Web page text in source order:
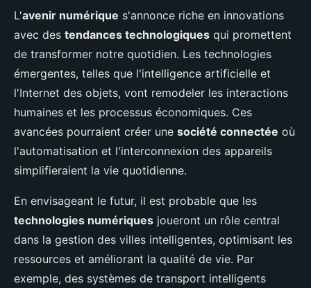
L'avenir numérique s'annonce riche en innovations
avec des tendances technologiques qui promettent
de transformer notre quotidien. Les technologies
émergentes, telles que l'intelligence artificielle et
l'Internet des objets, vont remodeler les interactions
humaines et les processus économiques. Ces
avancées pourraient créer une société connectée où
l'automatisation et l'interconnexion des appareils
simplifieraient la vie quotidienne.
En envisageant le futur, il est probable que les
technologies numériques joueront un rôle central
dans la gestion des villes intelligentes, optimisant les
ressources et améliorant la qualité de vie. Par
exemple, des systèmes de transport intelligents